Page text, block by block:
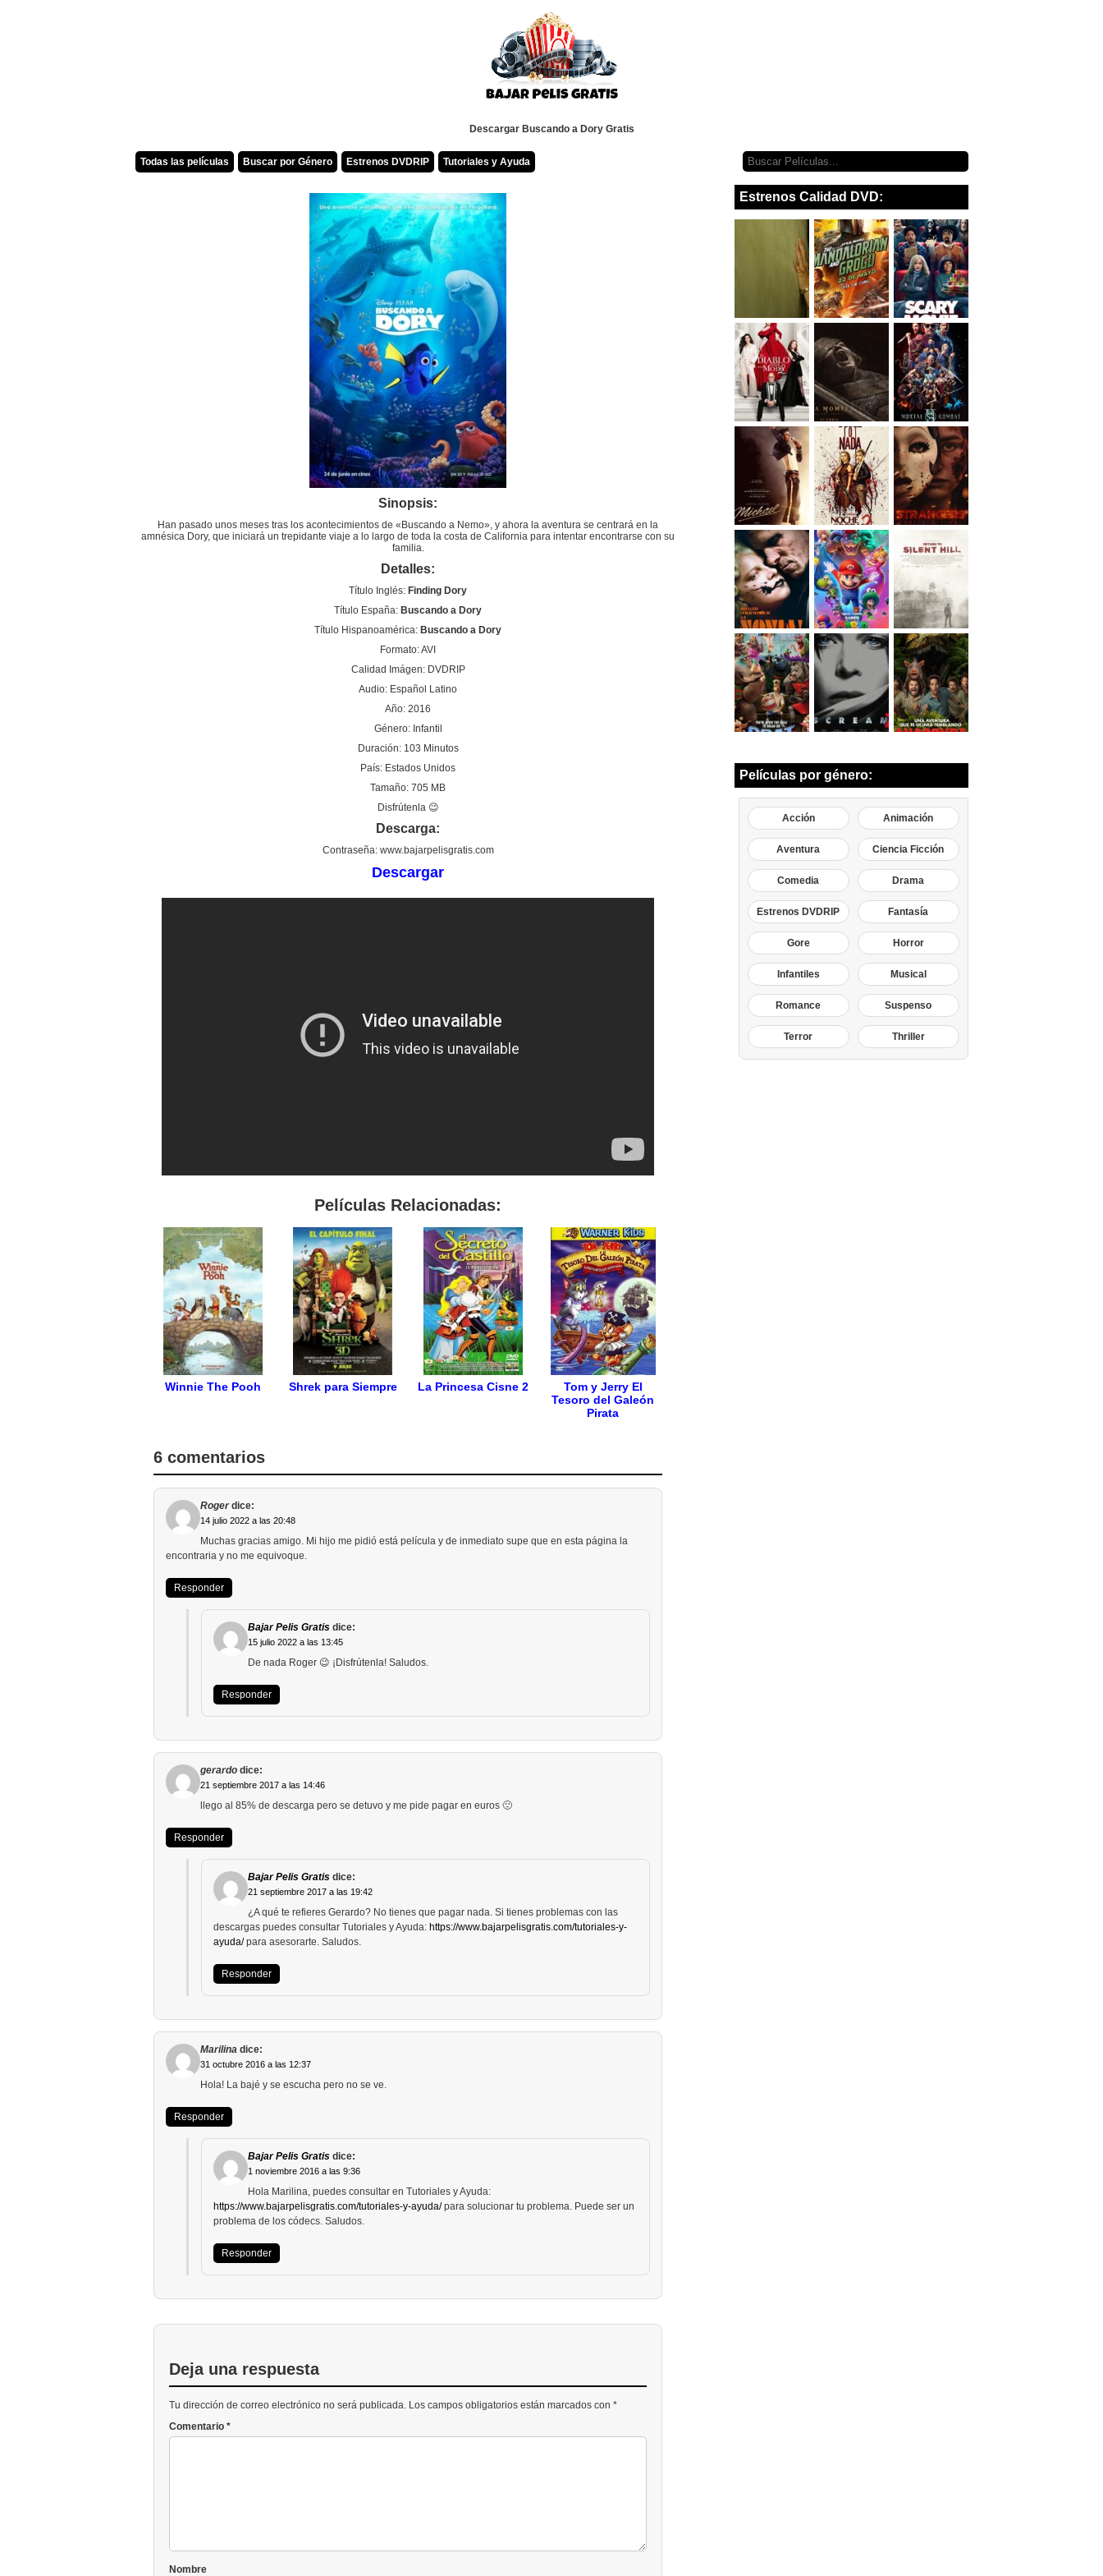
Descargar Buscando a Dory Gratis
Todas las películas Buscar por Género Estrenos DVDRIP Tutoriales y Ayuda
Sinopsis:
Han pasado unos meses tras los acontecimientos de «Buscando a Nemo», y ahora la aventura se centrará en la
amnésica Dory, que iniciará un trepidante viaje a lo largo de toda la costa de California para intentar encontrarse con su
familia.
Detalles:
Título Inglés: Finding Dory
Título España: Buscando a Dory
Título Hispanoamérica: Buscando a Dory
Formato: AVI
Calidad Imágen: DVDRIP
Audio: Español Latino
Año: 2016
Género: Infantil
Duración: 103 Minutos
País: Estados Unidos
Tamaño: 705 MB
Disfrútenla 😉
Descarga:
Contraseña: www.bajarpelisgratis.com
Descargar
Películas Relacionadas:
Winnie The Pooh Shrek para Siempre La Princesa Cisne 2
Tom y Jerry El
Tesoro del Galeón
Pirata
6 comentarios
Roger dice:
14 julio 2022 a las 20:48
Muchas gracias amigo. Mi hijo me pidió está película y de inmediato supe que en esta página la
encontraria y no me equivoque.
Responder
Bajar Pelis Gratis dice:
15 julio 2022 a las 13:45
De nada Roger 😉 ¡Disfrútenla! Saludos.
Responder
gerardo dice:
21 septiembre 2017 a las 14:46
llego al 85% de descarga pero se detuvo y me pide pagar en euros 🙁
Responder
Bajar Pelis Gratis dice:
21 septiembre 2017 a las 19:42
¿A qué te refieres Gerardo? No tienes que pagar nada. Si tienes problemas con las
descargas puedes consultar Tutoriales y Ayuda: https://www.bajarpelisgratis.com/tutoriales-y-
ayuda/para asesorarte. Saludos.
Responder
Marilina dice:
31 octubre 2016 a las 12:37
Hola! La bajé y se escucha pero no se ve.
Responder
Bajar Pelis Gratis dice:
1 noviembre 2016 a las 9:36
Hola Marilina, puedes consultar en Tutoriales y Ayuda:
https://www.bajarpelisgratis.com/tutoriales-y-ayuda/para solucionar tu problema. Puede ser un
problema de los códecs. Saludos.
Responder
Deja una respuesta
Tu dirección de correo electrónico no será publicada. Los campos obligatorios están marcados con *
Comentario *
Nombre
Estrenos Calidad DVD:
Películas por género:
Acción Animación
Aventura Ciencia Ficción
Comedia Drama
Estrenos DVDRIP Fantasía
Gore Horror
Infantiles Musical
Romance Suspenso
Terror Thriller